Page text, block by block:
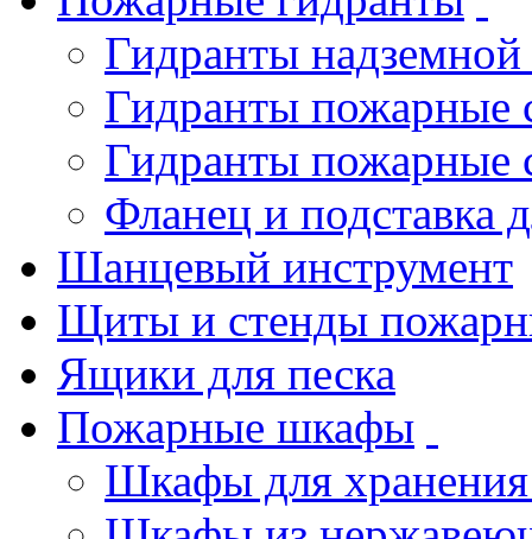
Гидранты
Гидранты пожарные
Гидранты пожарные
Фланец и подставка
Шанцевый инструмент
Щиты и стенды
Ящики для песка
Пожарные шкафы
Шкафы для хранения